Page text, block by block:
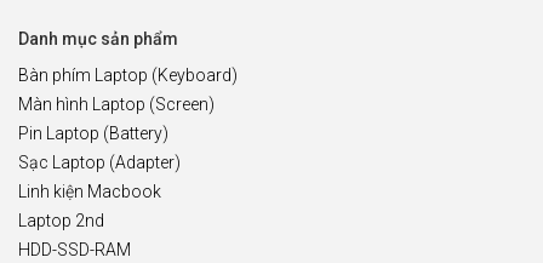
Danh mục sản phẩm
Bàn phím Laptop (Keyboard)
Màn hình Laptop (Screen)
Pin Laptop (Battery)
Sạc Laptop (Adapter)
Linh kiện Macbook
Laptop 2nd
HDD-SSD-RAM